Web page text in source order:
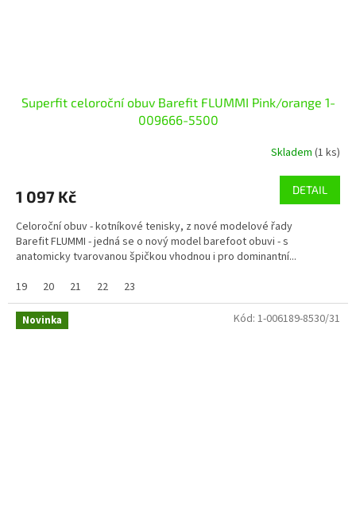
Superfit celoroční obuv Barefit FLUMMI Pink/orange 1-
009666-5500
Skladem (1 ks)
1 097 Kč DETAIL
Celoroční obuv - kotníkové tenisky, z nové modelové řady
Barefit FLUMMI - jedná se o nový model barefoot obuvi - s
anatomicky tvarovanou špičkou vhodnou i pro dominantní...
19
20 21 22 23
Novinka Kód: 1-006189-8530/31